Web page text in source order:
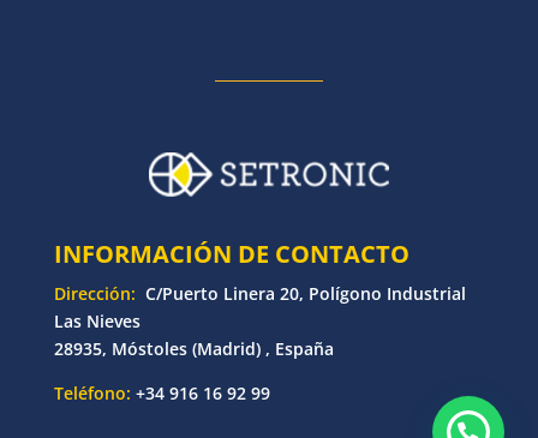
INFORMACIÓN DE CONTACTO
Dirección: C/Puerto Linera 20, Polígono Industrial
Las Nieves
28935, Móstoles (Madrid) , España
Teléfono: +34 916 16 92 99